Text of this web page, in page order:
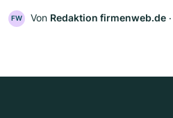
FW Von Redaktion firmenweb.de ‧